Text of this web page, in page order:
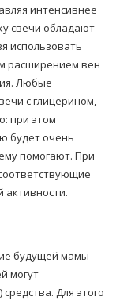
интенсивнее
свечи обладают
использовать
расширением вен
Любые
с глицерином,
при этом
будет очень
помогают. При
будущей мамы
могут
Для этого